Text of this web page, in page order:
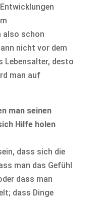
also schon
nicht vor dem
Lebensalter, desto
man auf
man seinen
Hilfe holen
dass sich die
man das Gefühl
dass man
dass Dinge